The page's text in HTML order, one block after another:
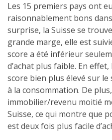
Les 15 premiers pays ont
raisonnablement bons
surprise, la Suisse se
grande marge, elle est
score a été inférieur
d’achat plus faible. En
score bien plus élevé sur
à la consommation. De
immobilier/revenu moitié
Suisse, ce qui montre que
est deux fois plus facile